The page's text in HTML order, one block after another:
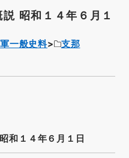
昭和１４年６月１
一般史料
支那
和１４年６月１日